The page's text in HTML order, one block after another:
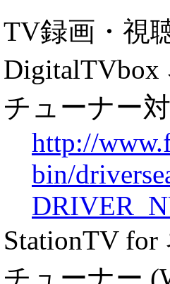
TV録画・視
チューナー
http://
bin/
StationTV